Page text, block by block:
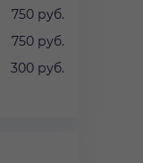
750 руб.
750 руб.
300 руб.